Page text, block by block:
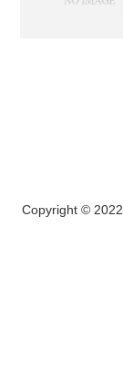
Copyright ©